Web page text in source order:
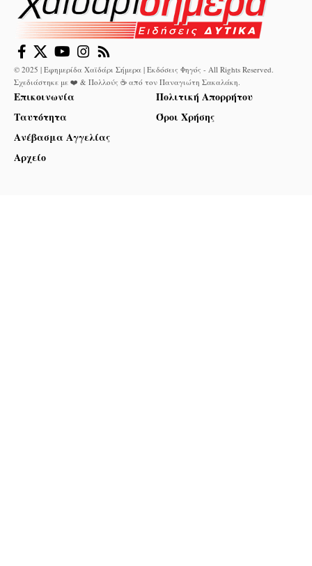
© 2025 | Εφημερίδα Χαϊδάρι Σήμερα | Εκδόσεις Φηγός - All Rights Reserved.
Σχεδιάστηκε με ❤️ & Πολλούς ☕ από τον Παναγιώτη Σακαλάκη
Επικοινωνία
Ταυτότητα
Ανέβασμα Αγγελίας
Αρχείο
Πολιτική Απορρήτου
Όροι Χρήσης